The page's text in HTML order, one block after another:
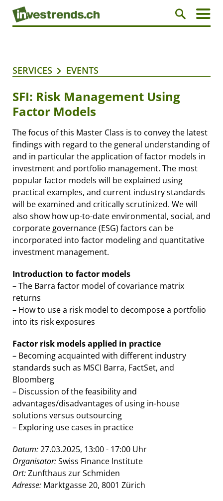
SERVICES EVENTS
SFI: Risk Management Using
Factor Models
The focus of this Master Class is to convey the latest
findings with regard to the general understanding of
and in particular the application of factor models in
investment and portfolio management. The most
popular factor models will be explained using
practical examples, and current industry standards
will be examined and critically scrutinized. We will
also show how up-to-date environmental, social, and
corporate governance (ESG) factors can be
incorporated into factor modeling and quantitative
investment management.
Introduction to factor models
– The Barra factor model of covariance matrix
returns
– How to use a risk model to decompose a portfolio
into its risk exposures
Factor risk models applied in practice
– Becoming acquainted with different industry
standards such as MSCI Barra, FactSet, and
Bloomberg
– Discussion of the feasibility and
advantages/disadvantages of using in-house
solutions versus outsourcing
– Exploring use cases in practice
Datum:27.03.2025, 13:00 - 17:00 Uhr
Organisator:Swiss Finance Institute
Ort:Zunfthaus zur Schmiden
Adresse: Marktgasse 20, 8001 Zürich